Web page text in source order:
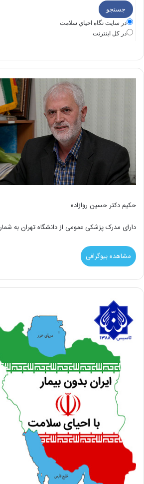
در سايت نگاه احياي سلامت
در كل اينترنت
حکیم دکتر حسین روازاده
دارای مدرک پزشکی عمومی از دانشگاه تهران به شماره
مشاهده بیوگرافی